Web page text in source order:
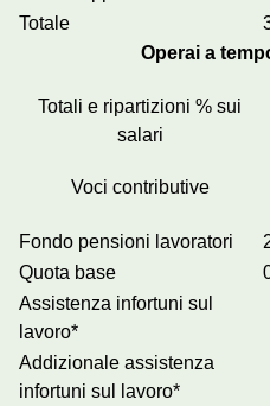
Totale
Operai a
Totali e ripartizioni % sui
salari
Voci contributive
Fondo pensioni lavoratori
Quota base
Assistenza infortuni sul
lavoro*
Addizionale assistenza
infortuni sul lavoro*